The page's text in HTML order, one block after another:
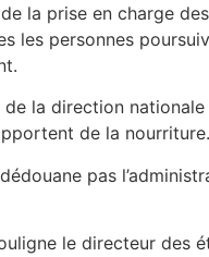
la prise en charge
les personnes
la direction nationale
de la nourriture.
pas
le directeur des